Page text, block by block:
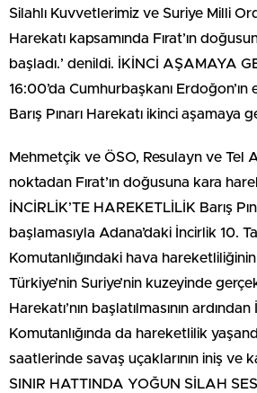
Silahlı Kuvvetlerimiz ve Suriye Milli
Harekatı kapsamında Fırat’ın
başladı.’ denildi. İKİNCİ AŞAMAYA
16:00’da Cumhurbaşkanı
Barış Pınarı Harekatı ikinci aşamaya
Mehmetçik ve ÖSO, Resulayn ve Tel
noktadan Fırat’ın doğusuna kara
İNCİRLİK’TE HAREKETLİLİK Barış
başlamasıyla Adana’daki İncirlik 10.
Komutanlığındaki hava
Türkiye’nin Suriye’nin kuzeyinde
Harekatı’nın başlatılmasının
Komutanlığında da hareketlilik
saatlerinde savaş uçaklarının iniş ve
SINIR HATTINDA YOĞUN SİLAH